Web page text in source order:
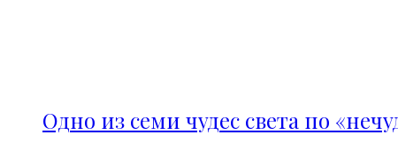
Одно из семи чудес света по